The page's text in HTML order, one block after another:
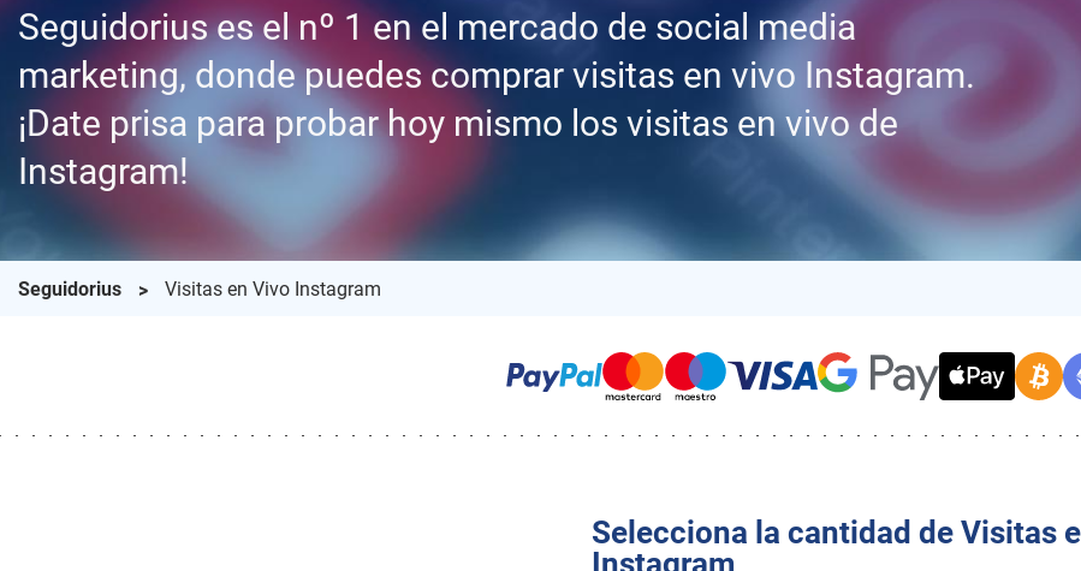
Seguidorius es el nº 1 en el mercado de social media
marketing, donde puedes comprar visitas en vivo Instagram.
¡Date prisa para probar hoy mismo los visitas en vivo de
Instagram!
Seguidorius Visitas en Vivo Instagram
Selecciona la cantidad de Visitas
Instagram